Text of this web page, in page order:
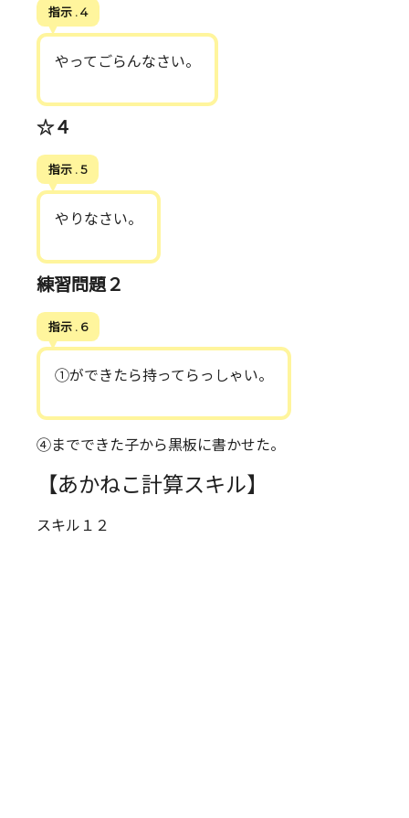
指示 . 4
やってごらんなさい。
☆４
指示 . 5
やりなさい。
練習問題２
指示 . 6
①ができたら持ってらっしゃい。
④までできた子から黒板に書かせた。
【あかねこ計算スキル】
スキル１２